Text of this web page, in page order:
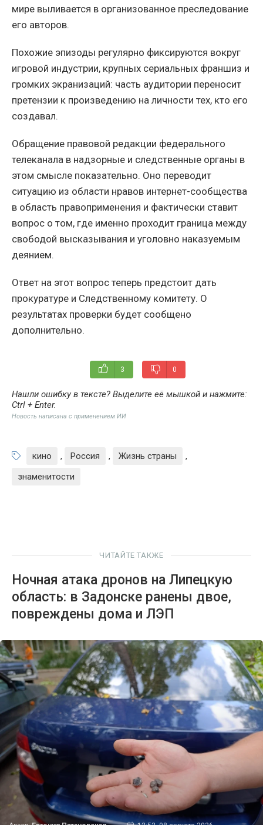
мире выливается в организованное преследование
его авторов.
Похожие эпизоды регулярно фиксируются вокруг
игровой индустрии, крупных сериальных франшиз и
громких экранизаций: часть аудитории переносит
претензии к произведению на личности тех, кто его
создавал.
Обращение правовой редакции федерального
телеканала в надзорные и следственные органы в
этом смысле показательно. Оно переводит
ситуацию из области нравов интернет-сообщества
в область правоприменения и фактически ставит
вопрос о том, где именно проходит граница между
свободой высказывания и уголовно наказуемым
деянием.
Ответ на этот вопрос теперь предстоит дать
прокуратуре и Следственному комитету. О
результатах проверки будет сообщено
дополнительно.
3 0
Нашли ошибку в тексте? Выделите её мышкой и нажмите:
Ctrl + Enter.
Новость написана с применением ИИ
кино , Россия , Жизнь страны
,
знаменитости
ЧИТАЙТЕ ТАКЖЕ
Ночная атака дронов на Липецкую
область: в Задонске ранены двое,
повреждены дома и ЛЭП